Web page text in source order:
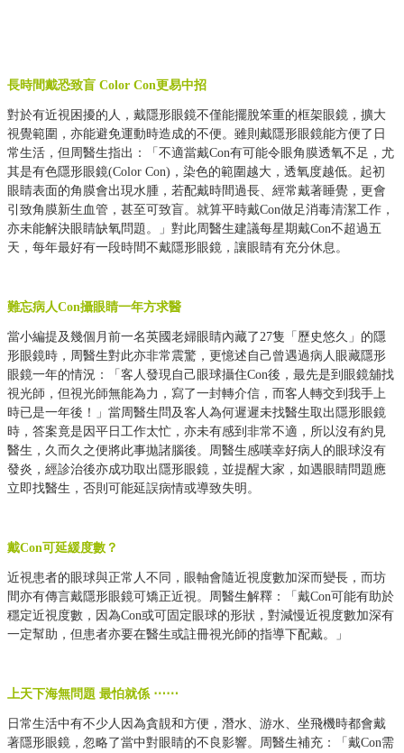
長時間戴恐致盲 Color Con更易中招
對於有近視困擾的人，戴隱形眼鏡不僅能擺脫笨重的框架眼鏡，擴大
視覺範圍，亦能避免運動時造成的不便。雖則戴隱形眼鏡能方便了日
常生活，但周醫生指出：「不適當戴Con有可能令眼角膜透氧不足，尤
其是有色隱形眼鏡(Color Con) ，染色的範圍越大，透氧度越低。起初
眼睛表面的角膜會出現水腫，若配戴時間過長、經常戴著睡覺，更會
引致角膜新生血管，甚至可致盲。就算平時戴Con做足消毒清潔工作，
亦未能解決眼睛缺氧問題。」對此周醫生建議每星期戴Con不超過五
天，每年最好有一段時間不戴隱形眼鏡，讓眼睛有充分休息。
難忘病人Con攝眼睛一年方求醫
當小編提及幾個月前一名英國老婦眼睛內藏了 27隻「歷史悠久」的隱
形眼鏡時，周醫生對此亦非常震驚，更憶述自己曾遇過病人眼藏隱形
眼鏡一年的情況：「客人發現自己眼球攝住Con後，最先是到眼鏡舖找
視光師，但視光師無能為力，寫了一封轉介信，而客人轉交到我手上
時已是一年後！」當周醫生問及客人為何遲遲未找醫生取出隱形眼鏡
時，答案竟是因平日工作太忙，亦未有感到非常不適，所以沒有約見
醫生，久而久之便將此事拋諸腦後。周醫生感嘆幸好病人的眼球沒有
發炎，經診治後亦成功取出隱形眼鏡，並提醒大家，如遇眼睛問 題應
立即找醫生，否則可能延誤病情或導致失明。
戴Con可延緩度數？
近視患者的眼球與正常人不同，眼軸會隨近視度數加深而變長，而坊
間亦有傳言戴隱形眼鏡可矯正近視。周醫生解釋：「戴Con可能有助於
穩定近視度數，因為Con或可固定眼球的形狀，對減慢近視度數加深有
一定幫助，但患者亦要在醫生或註冊視光師的指導下配戴。」
上天下海無問題 最怕就係 ⋯⋯
日常生活中有不少人因為貪靚和方便，潛水、游水、坐飛機時都會戴
著隱形眼鏡，忽略了當中對眼睛的不良影響。周醫生補充：「戴Con需